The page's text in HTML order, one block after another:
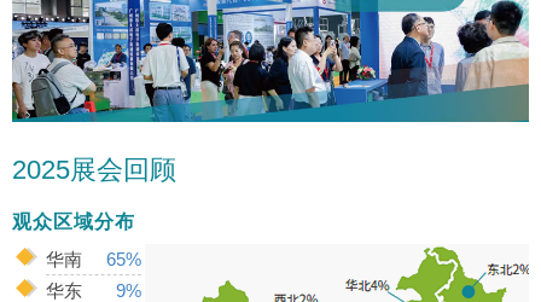
2025展会回顾
观众区域分布
华南
65%
华东
9%